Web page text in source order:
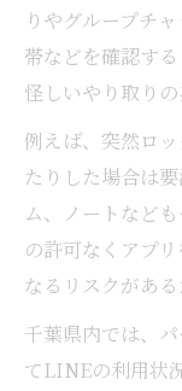
りやグループチ
帯などを確認す
怪しいやり取り
例えば、突然ロ
たりした場合は
ム、ノートなど
の許可なくアプ
なるリスクがあ
千葉県内では、
てLINEの利用状